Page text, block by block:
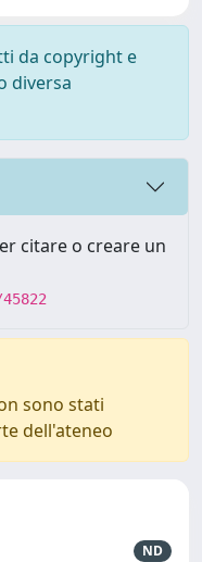
da copyright e
diversa
citare o creare un
sono stati
dell'ateneo
ND